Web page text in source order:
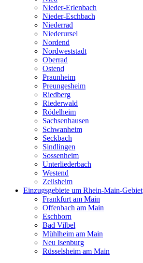
Nieder-Erlenbach
Nieder-Eschbach
Niederrad
Niederursel
Nordend
Nordweststadt
Oberrad
Ostend
Praunheim
Preungesheim
Riedberg
Riederwald
Rödelheim
Sachsenhausen
Schwanheim
Seckbach
Sindlingen
Sossenheim
Unterliederbach
Westend
Zeilsheim
Einzugsgebiete um Rhein-Main-Gebiet
Frankfurt am Main
Offenbach am Main
Eschborn
Bad Vilbel
Mühlheim am Main
Neu Isenburg
Rüsselsheim am Main